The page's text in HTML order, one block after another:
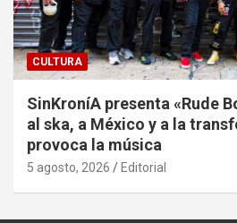
CULTURA
SinKroníA presenta «Rude
al ska, a México y a la
provoca la música
5 agosto, 2026 Editorial